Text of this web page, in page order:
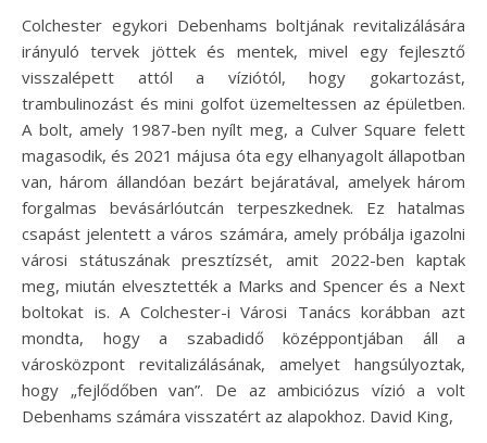
Colchester egykori Debenhams boltjának revitalizálására
irányuló tervek jöttek és mentek, mivel egy fejlesztő
visszalépett attól a víziótól, hogy gokartozást,
trambulinozást és mini golfot üzemeltessen az épületben.
A bolt, amely 1987-ben nyílt meg, a Culver Square felett
magasodik, és 2021 májusa óta egy elhanyagolt állapotban
van, három állandóan bezárt bejáratával, amelyek három
forgalmas bevásárlóutcán terpeszkednek. Ez hatalmas
csapást jelentett a város számára, amely próbálja igazolni
városi státuszának presztízsét, amit 2022-ben kaptak
meg, miután elvesztették a Marks and Spencer és a Next
boltokat is. A Colchester-i Városi Tanács korábban azt
mondta, hogy a szabadidő középpontjában áll a
városközpont revitalizálásának, amelyet hangsúlyoztak,
hogy „fejlődőben van”. De az ambiciózus vízió a volt
Debenhams számára visszatért az alapokhoz. David King,